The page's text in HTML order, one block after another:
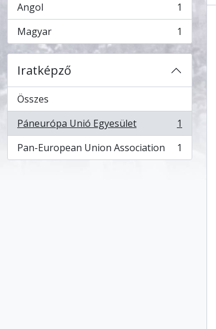
Angol
, 1 eredmények
1
Magyar
, 1 eredmények 1
Iratképző
Összes
Páneurópa Unió Egyesület
, 1 eredmények
1
Pan-European Union Association
, 1 eredmények 1